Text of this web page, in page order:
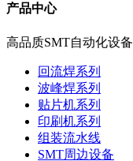
产品中心
高品质SMT自动化设备
回流焊系列
波峰焊系列
贴片机系列
印刷机系列
组装流水线
SMT周边设备